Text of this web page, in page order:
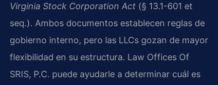
Virginia Stock Corporation Act (§ 13.1-601 et
seq.). Ambos documentos establecen reglas de
gobierno interno, pero las LLCs gozan de mayor
flexibilidad en su estructura. Law Offices Of
SRIS, P.C. puede ayudarle a determinar cuál es